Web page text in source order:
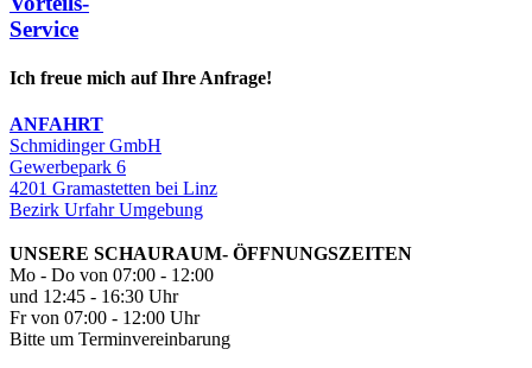
Service
Ich freue mich auf Ihre Anfrage!
ANFAHRT
Schmidinger GmbH
Gewerbepark 6
4201 Gramastetten bei Linz
Bezirk Urfahr Umgebung
UNSERE SCHAURAUM- ÖFFNUNGSZEITEN
Mo - Do von 07:00 - 12:00
und 12:45 - 16:30 Uhr
Fr von 07:00 - 12:00 Uhr
Bitte um Terminvereinbarung